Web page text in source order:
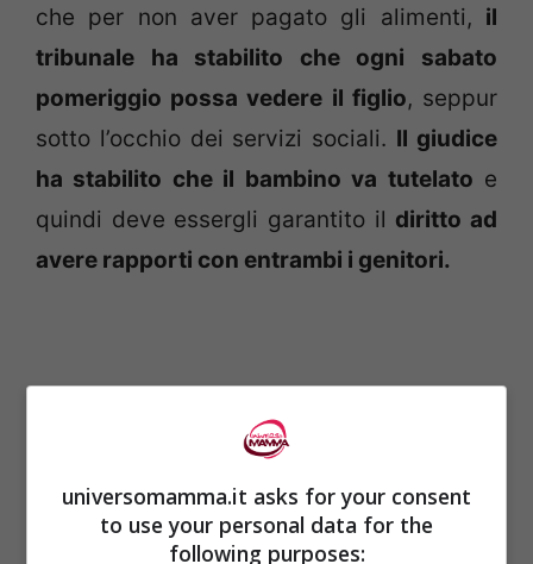
che per non aver pagato gli alimenti, il
tribunale ha stabilito che ogni sabato
pomeriggio possa vedere il figlio, seppur
sotto l’occhio dei servizi sociali. Il giudice
ha stabilito che il bambino va tutelato e
quindi deve essergli garantito il diritto ad
avere rapporti con entrambi i genitori.
universomamma.it asks for your consent
to use your personal data for the
following purposes: